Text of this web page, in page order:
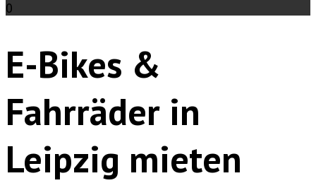
0
E-Bikes &
Fahrräder in
Leipzig mieten